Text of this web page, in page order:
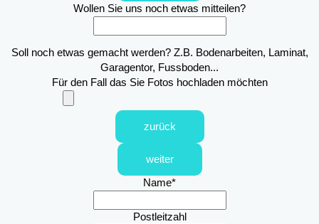
Wollen Sie uns noch etwas mitteilen?
Soll noch etwas gemacht werden? Z.B. Bodenarbeiten, Laminat,
Garagentor, Fussboden...
Für den Fall das Sie Fotos hochladen möchten
zurück
weiter
Name*
Postleitzahl